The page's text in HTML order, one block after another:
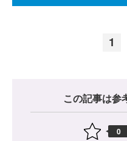
1
この記事は参
0